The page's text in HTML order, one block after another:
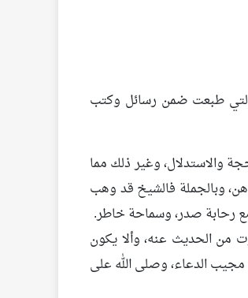
طبعت ضمن رسائل وكتب
والاستدلال، وغير ذلك مما
وبالجملة فالشيخ قد وهب
رحابة صدر، وسماحة خاطر.
من الحديث عنه، وألا يكون
مجيب الدعاء، وصلى الله على